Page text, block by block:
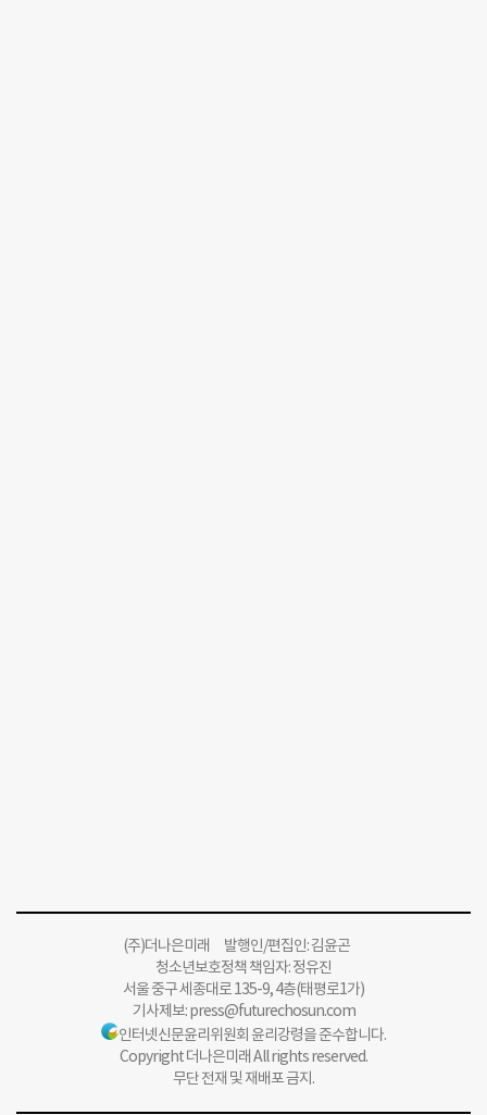
(주)더나은미래 발행인/편집인: 김윤곤
청소년보호정책 책임자: 정유진
서울 중구 세종대로 135-9, 4층(태평로1가)
기사제보:press@futurechosun.com
인터넷신문윤리위원회 윤리강령을 준수합니다.
Copyright 더나은미래 All rights reserved.
무단 전재 및 재배포 금지.